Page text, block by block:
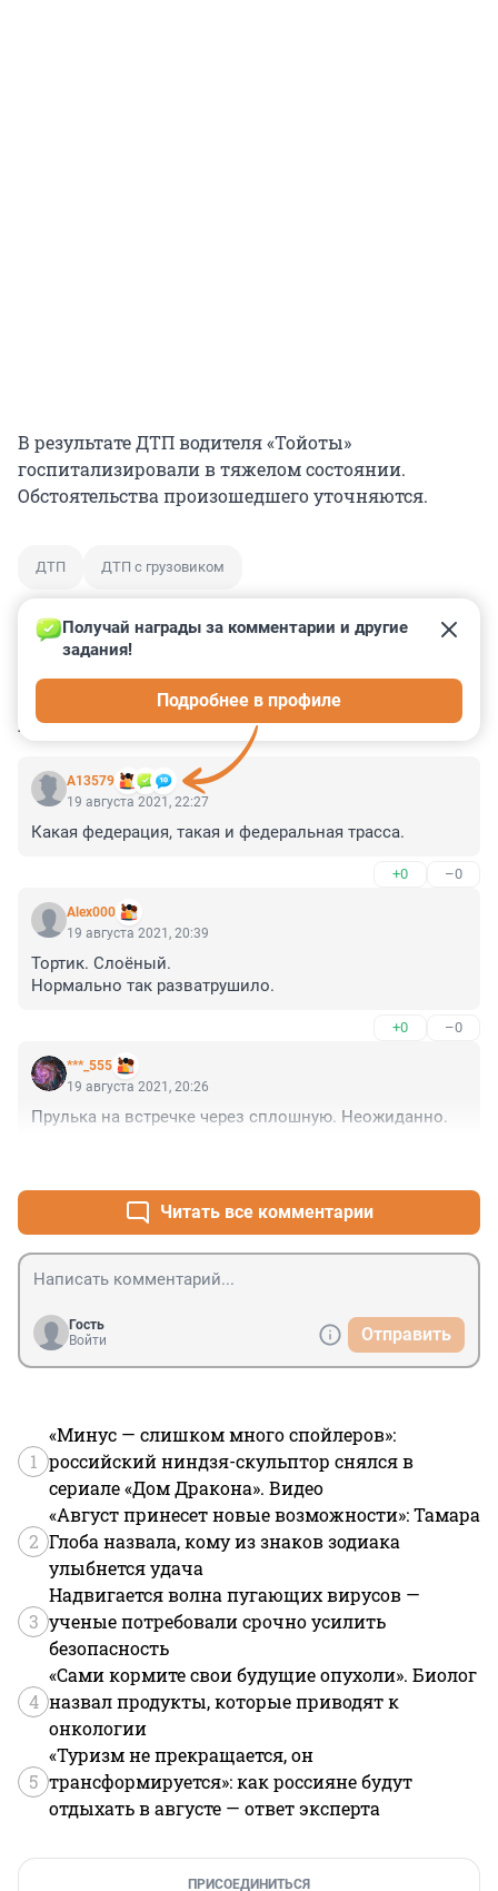
В результате ДТП водителя «Тойоты»
госпитализировали в тяжелом состоянии.
Обстоятельства произошедшего уточняются.
ДТП ДТП с грузовиком
КОММЕНТАРИИ 3
А13579
Получай награды за комментарии и другие
задания!
Подробнее в профиле
19 августа 2021, 22:27
Какая федерация, такая и федеральная трасса.
+0 –0
Alex000
19 августа 2021, 20:39
Тортик. Слоёный.
Нормально так разватрушило.
+0 –0
***_555
19 августа 2021, 20:26
Прулька на встречке через сплошную. Неожиданно.
Читать все комментарии
Гость
Войти
Отправить
1
«Минус — слишком много спойлеров»:
российский ниндзя-скульптор снялся в
сериале «Дом Дракона». Видео
2
«Август принесет новые возможности»: Тамара
Глоба назвала, кому из знаков зодиака
улыбнется удача
3
Надвигается волна пугающих вирусов —
ученые потребовали срочно усилить
безопасность
4
«Сами кормите свои будущие опухоли». Биолог
назвал продукты, которые приводят к
онкологии
5
«Туризм не прекращается, он
трансформируется»: как россияне будут
отдыхать в августе — ответ эксперта
ПРИСОЕДИНИТЬСЯ